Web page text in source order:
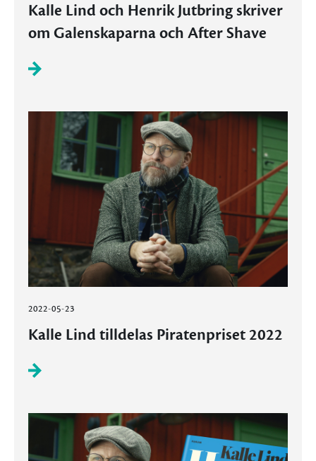
Kalle Lind och Henrik Jutbring skriver
om Galenskaparna och After Shave
2022-05-23
Kalle Lind tilldelas Piratenpriset 2022